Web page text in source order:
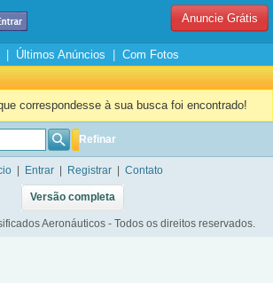
Anuncie Grátis
Últimos Anúncios
Com Fotos
correspondesse à sua busca foi encontrado!
Refinar
Entrar Registrar Contato
Versão completa
Aeronáuticos - Todos os direitos reservados.